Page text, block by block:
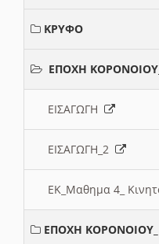
ΚΡΥΦΟ
ΕΠΟΧΗ ΚΟΡΟΝΟΙΟΥ_
ΕΙΣΑΓΩΓΗ
ΕΙΣΑΓΩΓΗ_2
ΕΚ_Μαθημα 4_
ΕΠΟΧΗ ΚΟΡΟΝΟΙΟΥ_